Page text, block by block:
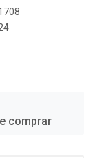
comprar